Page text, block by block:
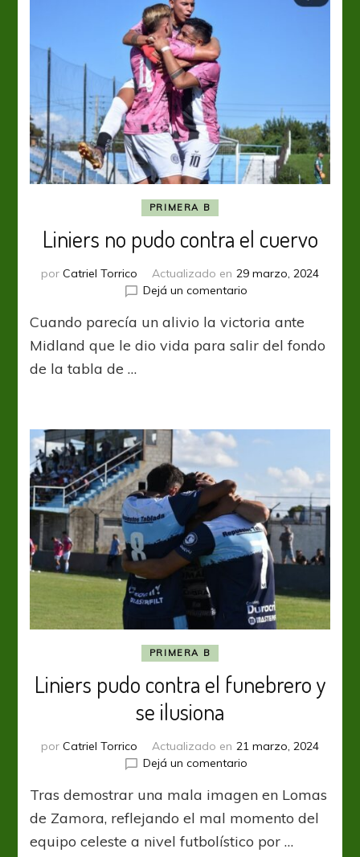
PRIMERA B
Liniers no pudo contra el cuervo
por Catriel Torrico Actualizado en 29 marzo, 2024
Dejá un comentarioen
no
pudo
Cuando parecía un alivio la victoria ante
Midland que le dio vida para salir del fondo
de la tabla de …
PRIMERA B
Liniers pudo contra el funebrero y
se ilusiona
por Catriel Torrico Actualizado en 21 marzo, 2024
Dejá un comentarioen
pudo
contra
funebrero
Tras demostrar una mala imagen en Lomas
de Zamora, reflejando el mal momento del
equipo celeste a nivel futbolístico por …